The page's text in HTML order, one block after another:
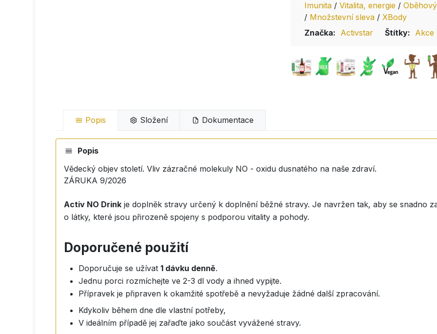
Imunita / Vitalita, energie /
/ Množstevní sleva / XBody
Značka: Activstar Štítky: Akce
Popis Složení Dokumentace
Popis
Vědecký objev století. Vliv zázračné molekuly NO - oxidu dusnatého na naše zdraví.
ZÁRUKA 9/2026
Activ NO Drink je doplněk stravy určený k doplnění běžné stravy. Je navržen tak, aby se snadno
o látky, které jsou přirozeně spojeny s podporou vitality a pohody.
Doporučené použití
Doporučuje se užívat 1 dávku denně.
Jednu porci rozmíchejte ve 2-3 dl vody a ihned vypijte.
Přípravek je připraven k okamžité spotřebě a nevyžaduje žádné další zpracování.
Kdykoliv během dne dle vlastní potřeby,
V ideálním případě jej zařaďte jako součást vyvážené stravy.